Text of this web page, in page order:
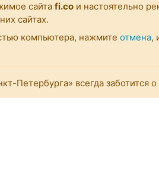
сайта fi.co и настоятельно
сайтах.
компьютера, нажмите отмена,
Петербурга» всегда заботится